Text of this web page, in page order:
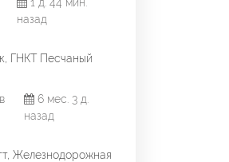
назад
ГНКТ Песчаный
6 мес. 3 д.
назад
Железнодорожная